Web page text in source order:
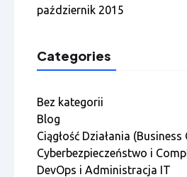
październik 2015
Categories
Bez kategorii
Blog
Ciągłość Działania
Cyberbezpieczeństwo i
DevOps i Administracja IT